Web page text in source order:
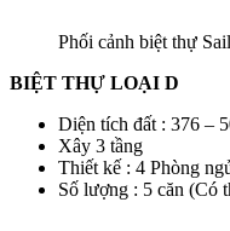
Phối cảnh biệt thự
BIỆT THỰ LOẠI D
Diện tích đất : 376 –
Xây 3 tầng
Thiết kế : 4 Phòng
Số lượng : 5 căn (Có